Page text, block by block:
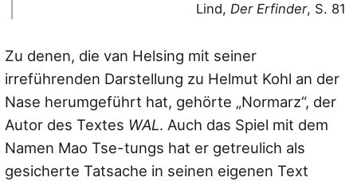
Lind, Der Erfinder, S. 81
Zu denen, die van Helsing mit seiner
irreführenden Darstellung zu Helmut Kohl an der
Nase herumgeführt hat, gehörte „Normarz“, der
Autor des Textes WAL. Auch das Spiel mit dem
Namen Mao Tse-tungs hat er getreulich als
gesicherte Tatsache in seinen eigenen Text